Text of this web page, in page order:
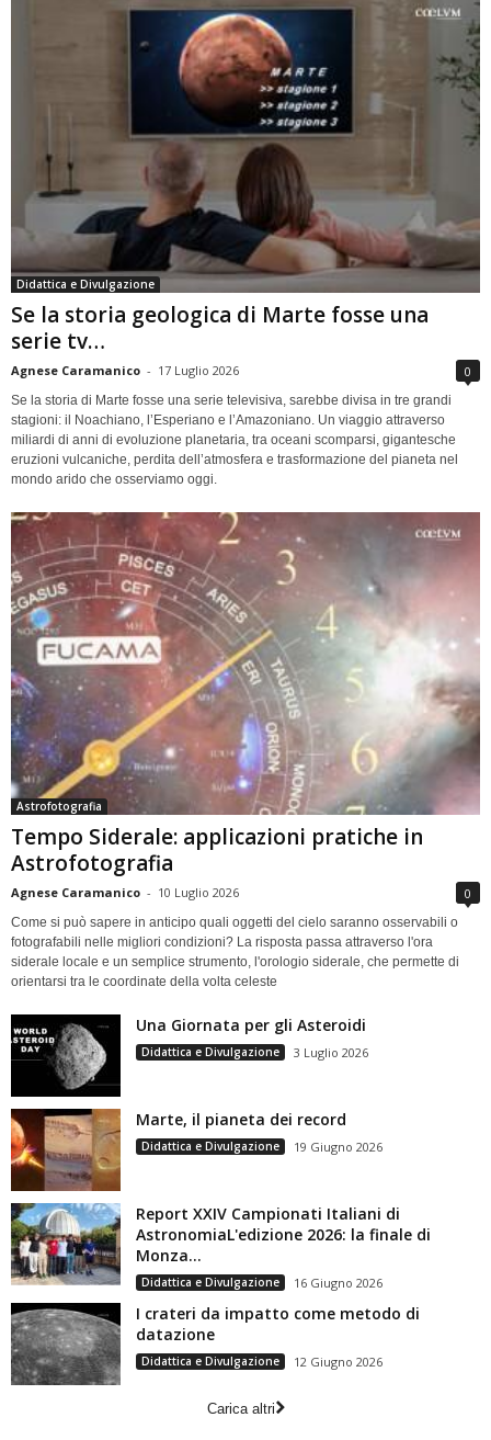
Didattica e Divulgazione
Se la storia geologica di Marte fosse una
serie tv…
Agnese Caramanico - 17 Luglio 2026 0
Se la storia di Marte fosse una serie televisiva, sarebbe divisa in tre grandi
stagioni: il Noachiano, l’Esperiano e l’Amazoniano. Un viaggio attraverso
miliardi di anni di evoluzione planetaria, tra oceani scomparsi, gigantesche
eruzioni vulcaniche, perdita dell’atmosfera e trasformazione del pianeta nel
mondo arido che osserviamo oggi.
Astrofotografia
Tempo Siderale: applicazioni pratiche in
Astrofotografia
Agnese Caramanico - 10 Luglio 2026 0
Come si può sapere in anticipo quali oggetti del cielo saranno osservabili o
fotografabili nelle migliori condizioni? La risposta passa attraverso l'ora
siderale locale e un semplice strumento, l'orologio siderale, che permette di
orientarsi tra le coordinate della volta celeste
Una Giornata per gli Asteroidi
Didattica e Divulgazione 3 Luglio 2026
Marte, il pianeta dei record
Didattica e Divulgazione 19 Giugno 2026
Report XXIV Campionati Italiani di
AstronomiaL'edizione 2026: la finale di
Monza...
Didattica e Divulgazione 16 Giugno 2026
I crateri da impatto come metodo di
datazione
Didattica e Divulgazione 12 Giugno 2026
Carica altri